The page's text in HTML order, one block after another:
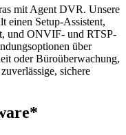
mit Agent DVR. Unsere
einen Setup-Assistent,
und ONVIF- und RTSP-
über
oder Büroüberwachung,
sichere